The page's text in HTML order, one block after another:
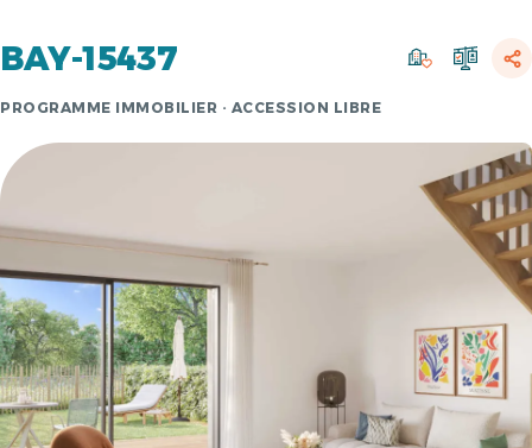
BAY-15437
PROGRAMME IMMOBILIER · ACCESSION LIBRE